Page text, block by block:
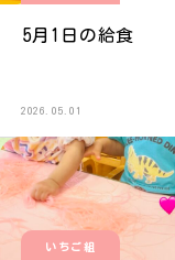
5月1日の給食
2026.05.01
いちご組